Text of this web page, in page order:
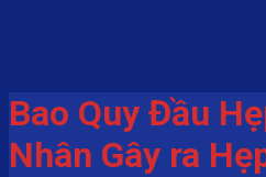
Bao Quy Đầu
Nhân Gây ra